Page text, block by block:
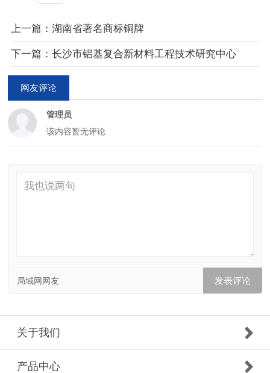
上一篇：湖南省著名商标铜牌
下一篇：长沙市铝基复合新材料工程技术研究中心
网友评论
管理员
该内容暂无评论
局域网网友
关于我们
产品中心